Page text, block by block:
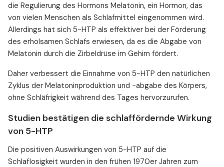
die Regulierung des Hormons Melatonin, ein Hormon, das
von vielen Menschen als Schlafmittel eingenommen wird.
Allerdings hat sich 5-HTP als effektiver bei der Förderung
des erholsamen Schlafs erwiesen, da es die Abgabe von
Melatonin durch die Zirbeldrüse im Gehirn fördert.
Daher verbessert die Einnahme von 5-HTP den natürlichen
Zyklus der Melatoninproduktion und -abgabe des Körpers,
ohne Schläfrigkeit während des Tages hervorzurufen.
Studien bestätigen die schlaffördernde Wirkung
von 5-HTP
Die positiven Auswirkungen von 5-HTP auf die
Schlaflosigkeit wurden in den frühen 1970er Jahren zum